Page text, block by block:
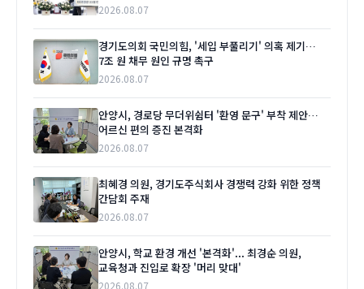
2026.08.07
경기도의회 국민의힘, '세입 부풀리기' 의혹 제기…
7조 원 채무 원인 규명 촉구
2026.08.07
안양시, 경로당 무더위쉼터 '환영 문구' 부착 제안…
어르신 편의 증진 본격화
2026.08.07
최혜경 의원, 경기도주식회사 경쟁력 강화 위한 정책
간담회 주재
2026.08.07
안양시, 학교 환경 개선 '본격화'... 최경순 의원,
교육청과 진입로 확장 '머리 맞대'
2026.08.07